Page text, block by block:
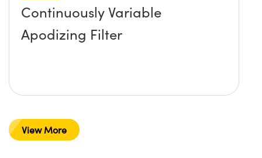
Continuously Variable
Apodizing Filter
View More